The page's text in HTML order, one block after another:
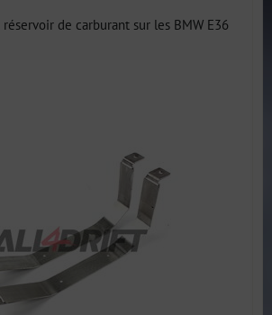
de carburant sur les BMW E36